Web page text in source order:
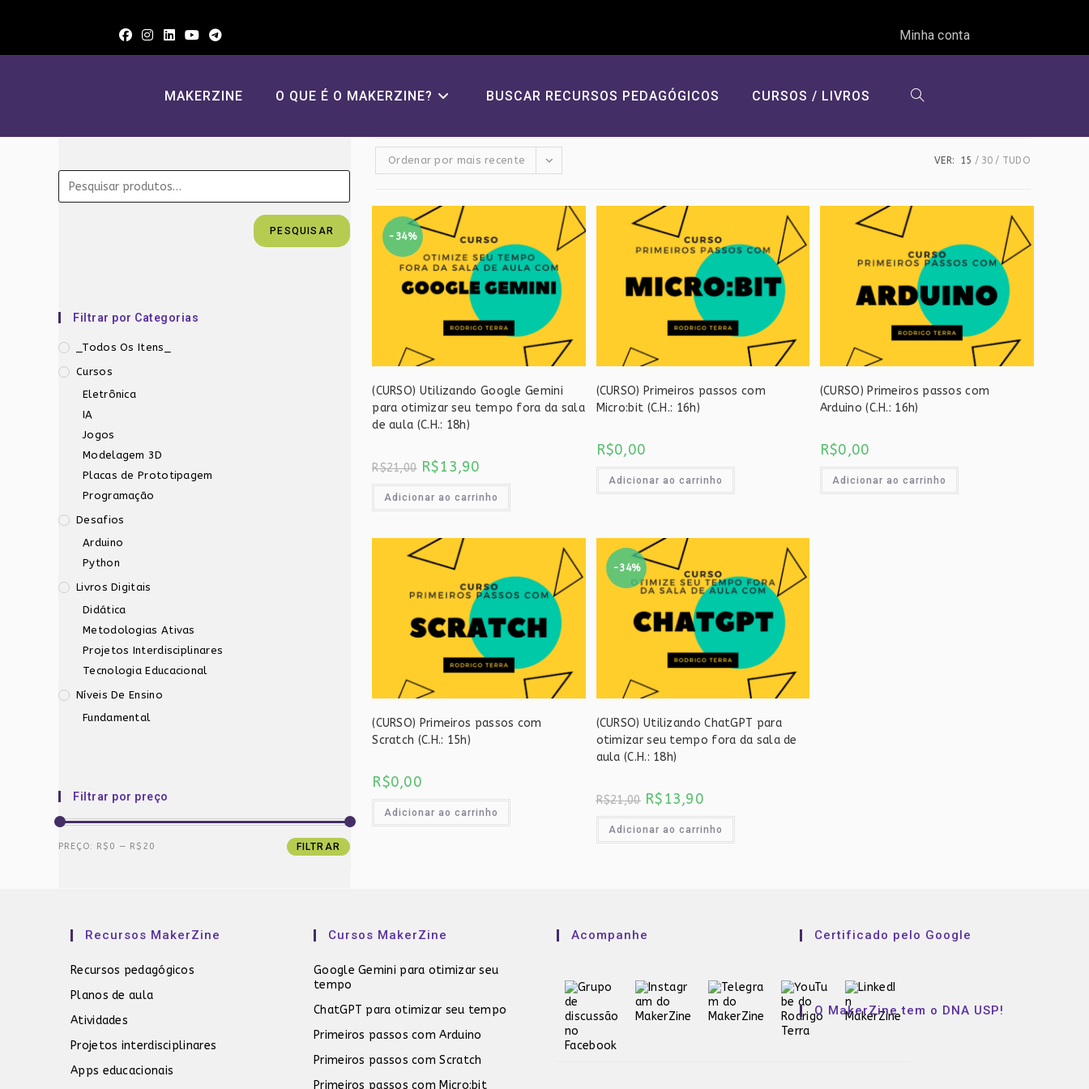
Minha conta
MAKERZINE O QUE É O MAKERZINE? BUSCAR RECURSOS PEDAGÓGICOS CURSOS / LIVROS ALTERNAR
DO
SITE
PESQUISAR
Filtrar por Categorias
_Todos Os Itens_
Cursos
Eletrônica
IA
Jogos
Modelagem 3D
Placas de Prototipagem
Programação
Desafios
Arduino
Python
Livros Digitais
Didática
Metodologias Ativas
Projetos Interdisciplinares
Tecnologia Educacional
Níveis De Ensino
Fundamental
Filtrar por preço
Preço
Preço
FILTRAR
PREÇO: R$0 — R$20
Ordenar por mais recente VER: 15 30 TUDO
-34%
(CURSO) Utilizando Google Gemini
para otimizar seu tempo fora da sala
de aula (C.H.: 18h)
R$21,00 O
preço
era:
R$13,90
é:
Adicionar ao carrinho
(CURSO) Primeiros passos com
Micro:bit (C.H.: 16h)
R$0,00
Adicionar ao carrinho
(CURSO) Primeiros passos com
Arduino (C.H.: 16h)
R$0,00
Adicionar ao carrinho
(CURSO) Primeiros passos com
Scratch (C.H.: 15h)
R$0,00
Adicionar ao carrinho
-34%
(CURSO) Utilizando ChatGPT para
otimizar seu tempo fora da sala de
aula (C.H.: 18h)
R$21,00 O
preço
era:
R$13,90
é:
Adicionar ao carrinho
Recursos MakerZine
Recursos pedagógicos
Planos de aula
Atividades
Projetos interdisciplinares
Apps educacionais
Cursos MakerZine
Google Gemini para otimizar seu
tempo
ChatGPT para otimizar seu tempo
Primeiros passos com Arduino
Primeiros passos com Scratch
Primeiros passos com Micro:bit
Acompanhe Certificado pelo Google
O MakerZine tem o DNA USP!